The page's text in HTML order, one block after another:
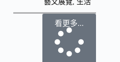
藝文展覽 生活
看更多...